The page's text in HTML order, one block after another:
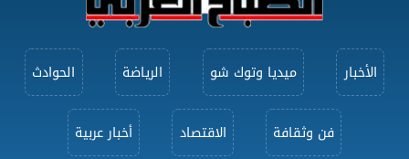
الأخبار ميديا وتوك شو الرياضة الحوادث
فن وثقافة الاقتصاد أخبار عربية